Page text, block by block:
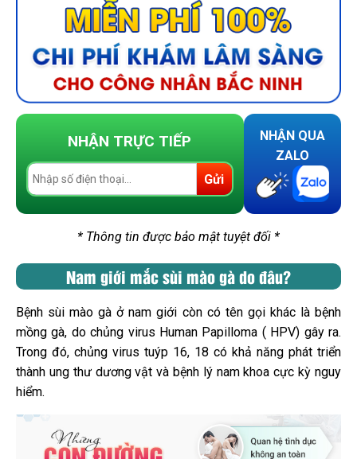
NHẬN TRỰC TIẾP
Gửi
NHẬN QUA
ZALO
* Thông tin được bảo mật tuyệt đối *
Nam giới mắc sùi mào gà do đâu?
Bệnh sùi mào gà ở nam giới còn có tên gọi khác là bệnh
mồng gà, do chủng virus Human Papilloma ( HPV) gây ra.
Trong đó, chủng virus tuýp 16, 18 có khả năng phát triển
thành ung thư dương vật và bệnh lý nam khoa cực kỳ nguy
hiểm.